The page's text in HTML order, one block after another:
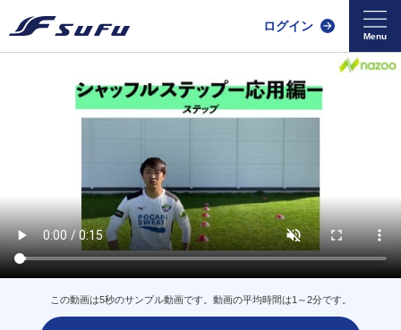
ログイン
この動画は5秒のサンプル動画です。動画の平均時間は1～2分です。